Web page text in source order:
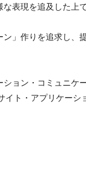
表現を追及した上
」作りを追求し、
ョン・コミュニケ
ト・アプリケーシ